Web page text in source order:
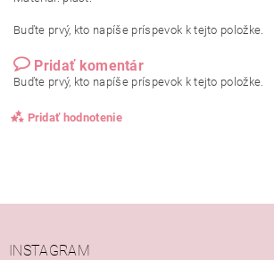
Buďte prvý, kto napíše príspevok k tejto položke.
Pridať komentár
Buďte prvý, kto napíše príspevok k tejto položke.
Pridať hodnotenie
INSTAGRAM